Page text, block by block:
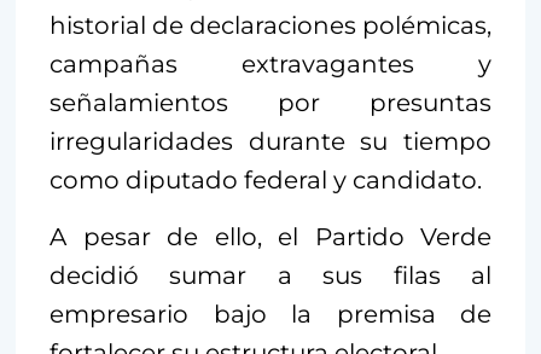
historial de declaraciones polémicas,
campañas extravagantes y
señalamientos por presuntas
irregularidades durante su tiempo
como diputado federal y candidato.
A pesar de ello, el Partido Verde
decidió sumar a sus filas al
empresario bajo la premisa de